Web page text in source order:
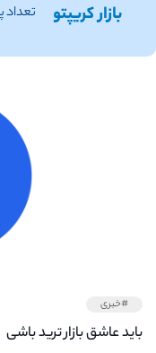
بازار کریپتو تعداد
#خبری
باید عاشق بازار ترید باشی